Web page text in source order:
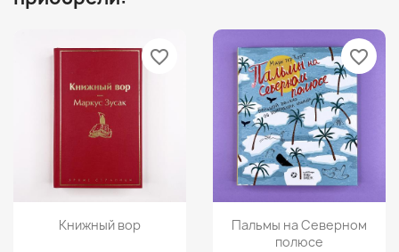
Просмотр
Книжный вор
favorite_border
Просмотр
Пальмы на Северном
полюсе
favorite_border